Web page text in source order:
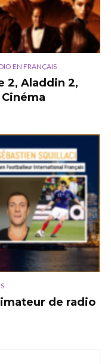
EN FRANÇAIS
2, Aladdin 2,
de radio